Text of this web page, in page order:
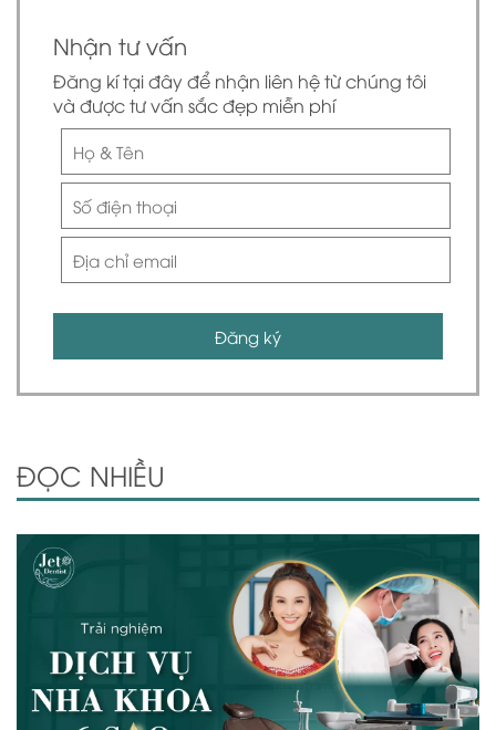
Nhận tư vấn
Đăng kí tại đây để nhận liên hệ từ chúng tôi
và được tư vấn sắc đẹp miễn phí
Đăng ký
ĐỌC NHIỀU